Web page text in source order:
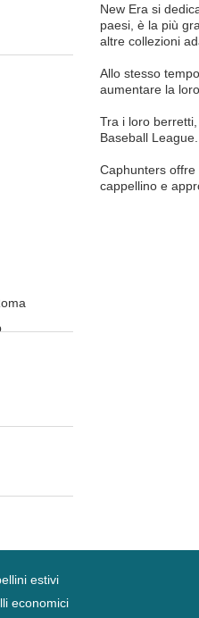
New Era si
paesi, è la più
altre collezioni
Allo stesso
aumentare la
Tra i loro
Baseball
Caphunters
cappellino e
estivi
economici